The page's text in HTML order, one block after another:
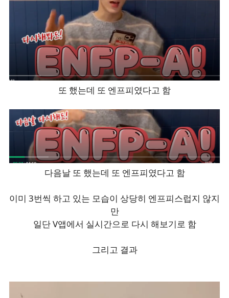
또 했는데 또 엔프피였다고 함
다음날 또 했는데 또 엔프피였다고 함
이미 3번씩 하고 있는 모습이 상당히 엔프피스럽지 않지
만
일단 V앱에서 실시간으로 다시 해보기로 함
그리고 결과